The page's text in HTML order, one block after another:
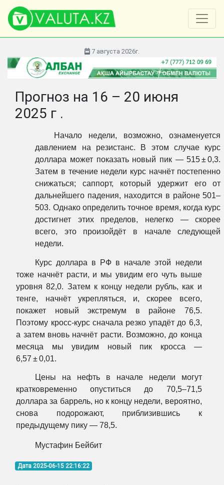
7 августа 2026г.
Прогноз на 16 – 20 июня
2025 г .
Начало недели, возможно, ознаменуется
давлением на резистанс. В этом случае курс
доллара может показать новый пик — 515 ± 0,3.
Затем в течение недели курс начнёт постепенно
снижаться; саппорт, который удержит его от
дальнейшего падения, находится в районе 501–
503. Однако определить точное время, когда курс
достигнет этих пределов, нелегко — скорее
всего, это произойдёт в начале следующей
недели.
Курс доллара в РФ в начале этой недели
тоже начнёт расти, и мы увидим его чуть выше
уровня 82,0. Затем к концу недели рубль, как и
тенге, начнёт укрепляться, и, скорее всего,
покажет новый экстремум в районе 76,5.
Поэтому кросс-курс сначала резко упадёт до 6,3,
а затем вновь начнёт расти. Возможно, до конца
месяца мы увидим новый пик кросса —
6,57 ± 0,01.
Цены на нефть в начале недели могут
кратковременно опуститься до 70,5–71,5
доллара за баррель, но к концу недели, вероятно,
снова подорожают, приблизившись к
предыдущему пику — 78,5.
Мустафин Бейбит
Дата 2025-06-15 22:16:22